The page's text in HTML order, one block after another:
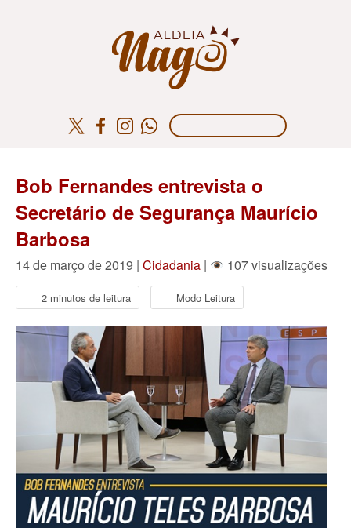
Bob Fernandes entrevista o
Secretário de Segurança Maurício
Barbosa
14 de março de 2019 | Cidadania | 107 visualizações
2 minutos de leitura Modo Leitura